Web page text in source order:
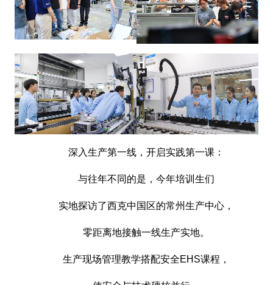
深入生产第一线，开启实践第一课：
与往年不同的是，今年培训生们
实地探访了西克中国区的常州生产中心，
零距离地接触一线生产实地。
生产现场管理教学搭配安全EHS课程，